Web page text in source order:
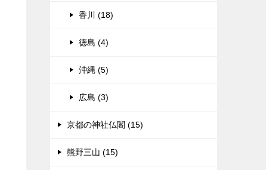
香川 (18)
徳島 (4)
沖縄 (5)
広島 (3)
京都の神社仏閣 (15)
熊野三山 (15)